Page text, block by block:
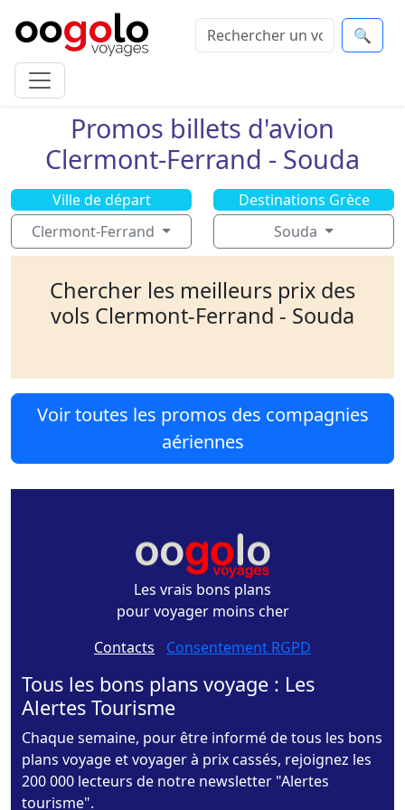
🔍
Promos billets d'avion
Clermont-Ferrand - Souda
Ville de départ
Clermont-Ferrand
Destinations Grèce
Souda
Chercher les meilleurs prix des
vols Clermont-Ferrand - Souda
Voir toutes les promos des compagnies
aériennes
Les vrais bons plans
pour voyager moins cher
Contacts - Consentement RGPD
Tous les bons plans voyage : Les
Alertes Tourisme
Chaque semaine, pour être informé de tous les bons
plans voyage et voyager à prix cassés, rejoignez les
200 000 lecteurs de notre newsletter "Alertes
tourisme".